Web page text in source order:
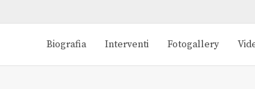
Biografia Interventi Fotogallery